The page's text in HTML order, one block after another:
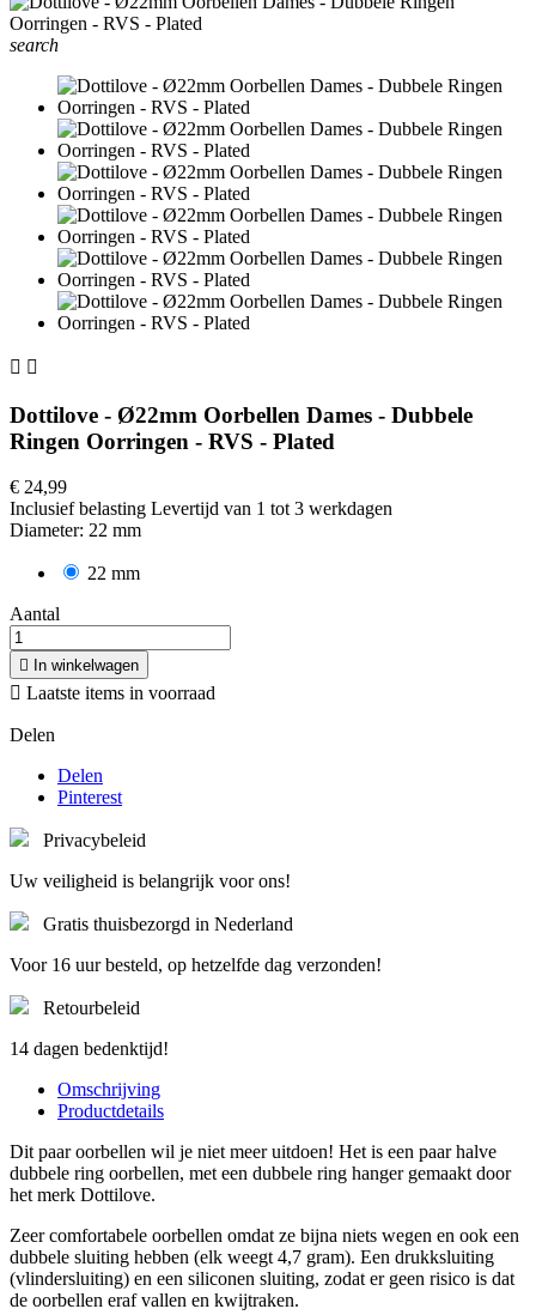
search
 
Dottilove - Ø22mm Oorbellen Dames - Dubbele
Ringen Oorringen - RVS - Plated
€ 24,99
Inclusief belasting Levertijd van 1 tot 3 werkdagen
Diameter: 22 mm
22 mm
Aantal
 In winkelwagen
 Laatste items in voorraad
Delen
Delen
Pinterest
Privacybeleid
Uw veiligheid is belangrijk voor ons!
Gratis thuisbezorgd in Nederland
Voor 16 uur besteld, op hetzelfde dag verzonden!
Retourbeleid
14 dagen bedenktijd!
Omschrijving
Productdetails
Dit paar oorbellen wil je niet meer uitdoen! Het is een paar halve
dubbele ring oorbellen, met een dubbele ring hanger gemaakt door
het merk Dottilove.
Zeer comfortabele oorbellen omdat ze bijna niets wegen en ook een
dubbele sluiting hebben (elk weegt 4,7 gram). Een drukksluiting
(vlindersluiting) en een siliconen sluiting, zodat er geen risico is dat
de oorbellen eraf vallen en kwijtraken.